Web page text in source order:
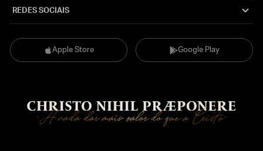
Apple Store Google Play
REDES SOCIAIS